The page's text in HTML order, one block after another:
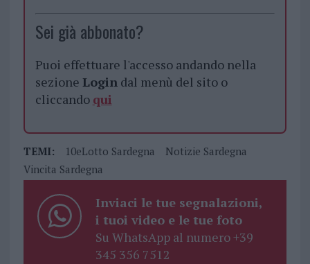
Sei già abbonato?
Puoi effettuare l'accesso andando nella
sezione Logindal menù del sito o
cliccando qui
TEMI: 10eLotto Sardegna
Notizie Sardegna
Vincita Sardegna
Inviaci le tue segnalazioni,
i tuoi video e le tue foto
Su WhatsApp al numero +39
345 356 7512